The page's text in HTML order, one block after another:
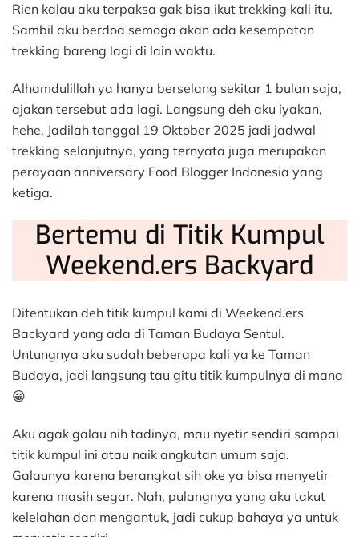
Rien kalau aku terpaksa gak bisa ikut trekking kali itu.
Sambil aku berdoa semoga akan ada kesempatan
trekking bareng lagi di lain waktu.
Alhamdulillah ya hanya berselang sekitar 1 bulan saja,
ajakan tersebut ada lagi. Langsung deh aku iyakan,
hehe. Jadilah tanggal 19 Oktober 2025 jadi jadwal
trekking selanjutnya, yang ternyata juga merupakan
perayaan anniversary Food Blogger Indonesia yang
ketiga.
Bertemu di Titik Kumpul
Weekend.ers Backyard
Ditentukan deh titik kumpul kami di Weekend.ers
Backyard yang ada di Taman Budaya Sentul.
Untungnya aku sudah beberapa kali ya ke Taman
Budaya, jadi langsung tau gitu titik kumpulnya di mana
😀
Aku agak galau nih tadinya, mau nyetir sendiri sampai
titik kumpul ini atau naik angkutan umum saja.
Galaunya karena berangkat sih oke ya bisa menyetir
karena masih segar. Nah, pulangnya yang aku takut
kelelahan dan mengantuk, jadi cukup bahaya ya untuk